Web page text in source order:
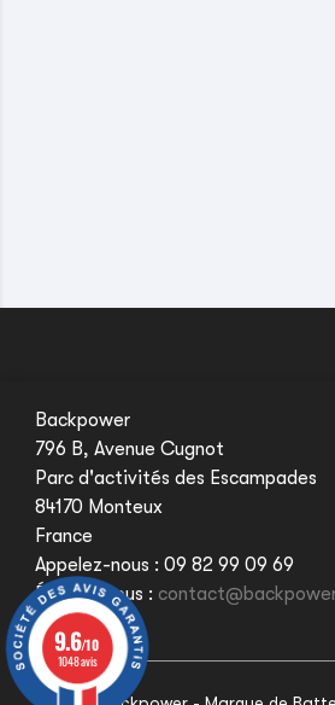
Backpower
796 B, Avenue Cugnot
Parc d'activités des Escampades
84170 Monteux
France
Appelez-nous :09 82 99 09 69
Écrivez-nous :
9.6/10
1048 avis
9.6/10
1048 avis